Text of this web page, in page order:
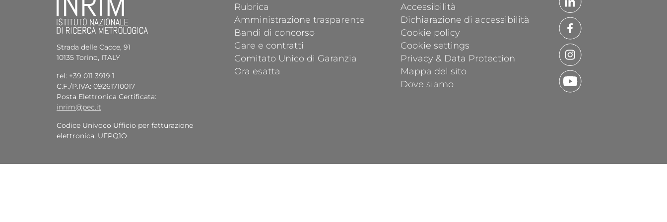
Strada delle Cacce, 91
10135 Torino, ITALY
tel: +39 011 3919 1
C.F./P.IVA: 09261710017
Posta Elettronica Certificata:
inrim@pec.it
Codice Univoco Ufficio per fatturazione
elettronica: UFPQ1O
Rubrica
Amministrazione trasparente
Bandi di concorso
Gare e contratti
Comitato Unico di Garanzia
Ora esatta
Accessibilità
Dichiarazione di accessibilità
Cookie policy
Cookie settings
Privacy & Data Protection
Mappa del sito
Dove siamo